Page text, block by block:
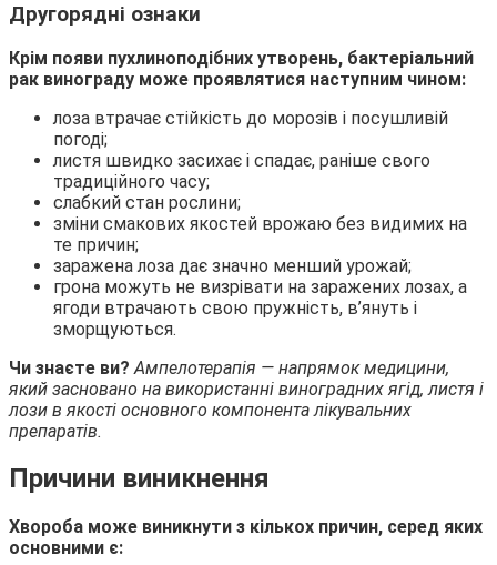
Другорядні ознаки
Крім появи пухлиноподібних утворень, бактеріальний
рак винограду може проявлятися наступним чином:
лоза втрачає стійкість до морозів і посушливій
погоді;
листя швидко засихає і спадає, раніше свого
традиційного часу;
слабкий стан рослини;
зміни смакових якостей врожаю без видимих на
те причин;
заражена лоза дає значно менший урожай;
грона можуть не визрівати на заражених лозах, а
ягоди втрачають свою пружність, в’януть і
зморщуються.
Чи знаєте ви? Ампелотерапія — напрямок медицини,
який засновано на використанні виноградних ягід, листя і
лози в якості основного компонента лікувальних
препаратів.
Причини виникнення
Хвороба може виникнути з кількох причин, серед яких
основними є: